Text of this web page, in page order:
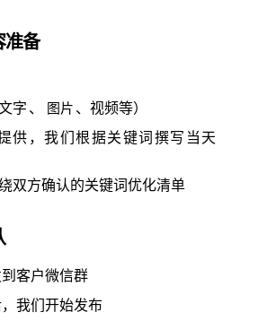
准备
字 、 图片 、视频等）
供，我们根据关键词撰写当天
双方确认的关键词优化清单
客户微信群
我们开始发布